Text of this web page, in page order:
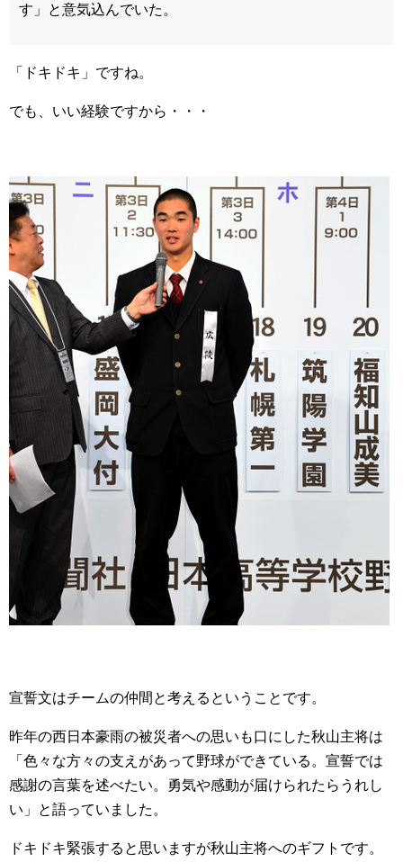
す」と意気込んでいた。
「ドキドキ」ですね。
でも、いい経験ですから・・・
宣誓文はチームの仲間と考えるということです。
昨年の西日本豪雨の被災者への思いも口にした秋山主将は
「色々な方々の支えがあって野球ができている。宣誓では
感謝の言葉を述べたい。勇気や感動が届けられたらうれし
い」と語っていました。
ドキドキ緊張すると思いますが秋山主将へのギフトです。